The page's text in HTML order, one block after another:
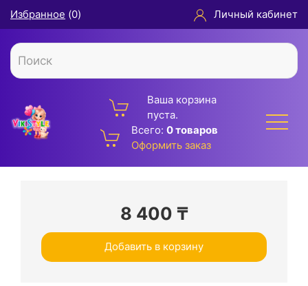
Избранное (0) Личный кабинет
Ваша корзина
пуста.
Всего: 0 товаров
Оформить заказ
8 400 ₸
Добавить в корзину